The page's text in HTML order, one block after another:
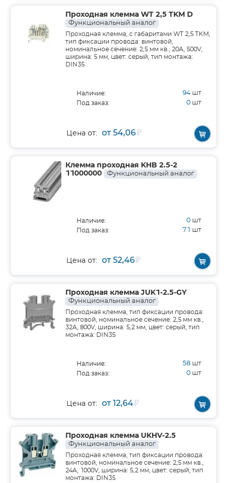
Проходная клемма WT 2,5 TKM D
Функциональный аналог
Проходная клемма, с габаритами WT 2,5 TKM,
тип фиксации провода: винтовой,
номинальное сечение: 2,5 мм кв., 20A, 500V,
ширина: 5 мм, цвет: серый, тип монтажа:
DIN35
Наличие: 94 шт
Под заказ: 0 шт
Цена от: от 54,06₽
Клемма проходная KHB 2.5-2
11000000
Функциональный аналог
Наличие: 0 шт
Под заказ: 71 шт
Цена от: от 52,46₽
Проходная клемма JUK1-2.5-GY
Функциональный аналог
Проходная клемма, тип фиксации провода:
винтовой, номинальное сечение: 2,5 мм кв.,
32A, 800V, ширина: 5,2 мм, цвет: серый, тип
монтажа: DIN35
Наличие: 58 шт
Под заказ: 0 шт
Цена от: от 12,64₽
Проходная клемма UKHV-2.5
Функциональный аналог
Проходная клемма, тип фиксации провода:
винтовой, номинальное сечение: 2,5 мм кв.,
24A, 1000V, ширина: 5,2 мм, цвет: серый, тип
монтажа: DIN35